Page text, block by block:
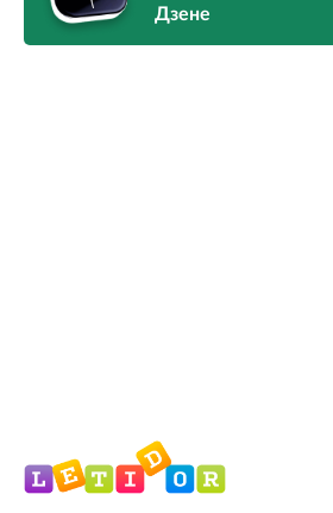
Дзене